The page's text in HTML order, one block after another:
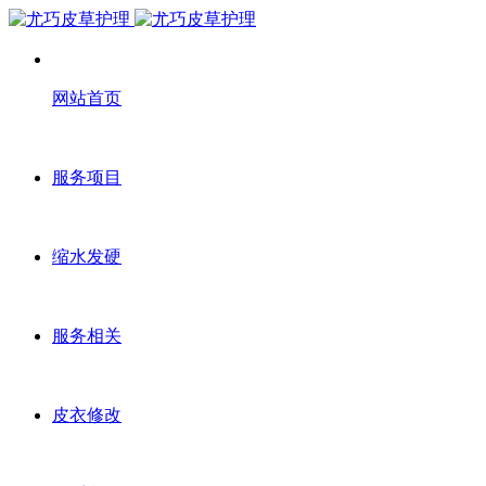
网站首页
服务项目
缩水发硬
服务相关
皮衣修改